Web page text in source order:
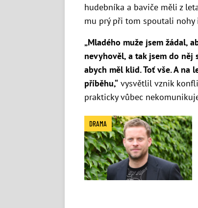
hudebníka a baviče měli z
mu prý při tom spoutali nohy
„Mladého muže jsem žádal,
nevyhověl, a tak jsem do něj
abych měl klid. Toť vše. A na
příběhu,“ vysvětlil vznik
prakticky vůbec
DRAMA